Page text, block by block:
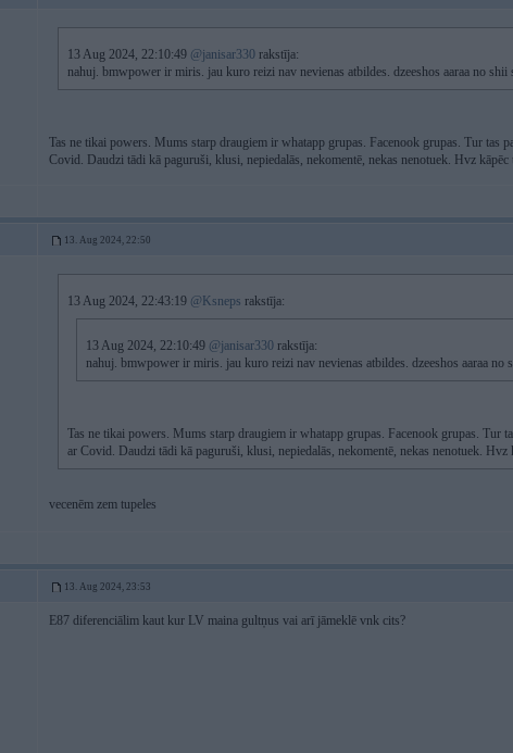
13 Aug 2024, 22:10:49 @janisar330 rakstīja:
nahuj. bmwpower ir miris. jau kuro reizi nav nevienas atbildes. dzeeshos aaraa no shii
Tas ne tikai powers. Mums starp draugiem ir whatapp grupas. Facenook grupas. Tur tas
Covid. Daudzi tādi kā paguruši, klusi, nepiedalās, nekomentē, nekas nenotuek. Hvz kāpēc
13. Aug 2024, 22:50
13 Aug 2024, 22:43:19 @Ksneps rakstīja:
13 Aug 2024, 22:10:49 @janisar330 rakstīja:
nahuj. bmwpower ir miris. jau kuro reizi nav nevienas atbildes. dzeeshos aaraa no
Tas ne tikai powers. Mums starp draugiem ir whatapp grupas. Facenook grupas. Tur
ar Covid. Daudzi tādi kā paguruši, klusi, nepiedalās, nekomentē, nekas nenotuek. Hvz
vecenēm zem tupeles
13. Aug 2024, 23:53
E87 diferenciālim kaut kur LV maina gultņus vai arī jāmeklē vnk cits?